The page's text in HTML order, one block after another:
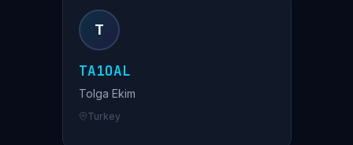
T
TA1OAL
Tolga Ekim
Turkey